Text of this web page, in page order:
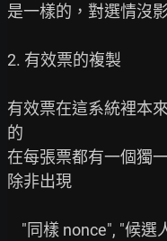
是一樣的，對選情沒
2. 有效票的複製
有效票在這系統裡本
的
在每張票都有一個獨
除非出現